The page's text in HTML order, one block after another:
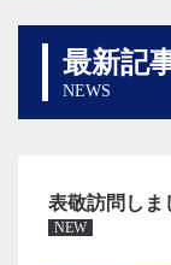
最新記
NEWS
表敬訪問しま
NEW